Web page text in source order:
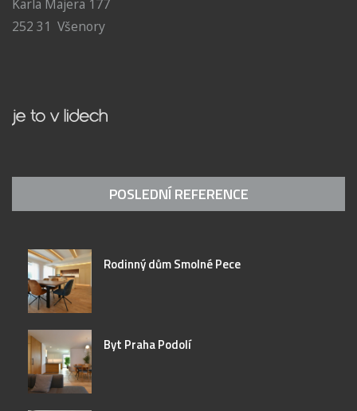
Karla Majera 177
252 31 Všenory
POSLEDNÍ REFERENCE
Rodinný dům Smolné Pece
Byt Praha Podolí